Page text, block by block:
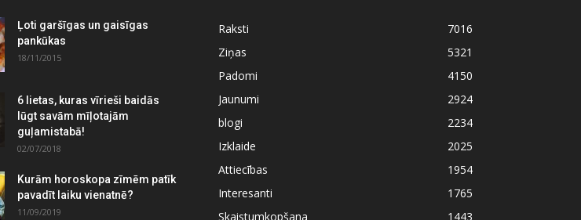
Ļoti garšīgas un gaisīgas
pankūkas
18/11/2015
6 lietas, kuras vīrieši baidās
lūgt savām mīļotajām
guļamistabā!
02/07/2018
Kurām horoskopa zīmēm patīk
pavadīt laiku vienatnē?
11/09/2019
Raksti
7016
Ziņas
5321
Padomi
4150
Jaunumi
2924
blogi
2234
Izklaide
2025
Attiecības
1954
Interesanti
1765
Skaistumkopšana
1443